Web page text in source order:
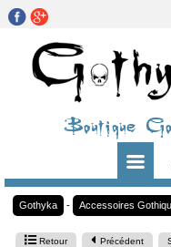
Boutique
Gothyka - Accessoires
Retour Précédent